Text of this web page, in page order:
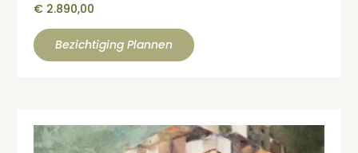
€ 2.890,00
Bezichtiging Plannen